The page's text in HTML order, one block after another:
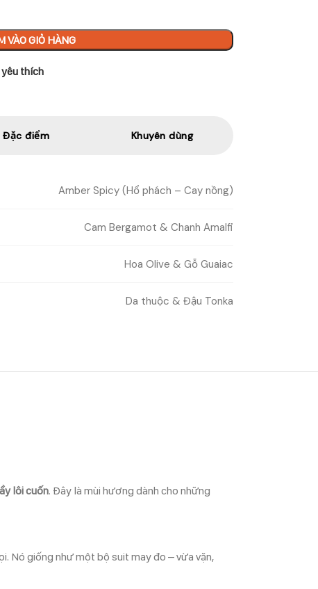
VÀO GIỎ HÀNG
thích
Đặc điểm Khuyên dùng
Amber Spicy (Hổ phách – Cay nồng)
Cam Bergamot & Chanh Amalfi
Hoa Olive & Gỗ Guaiac
Da thuộc & Đậu Tonka
lôi cuốn. Đây là mùi hương dành cho những
Nó giống như một bộ suit may đo – vừa vặn,